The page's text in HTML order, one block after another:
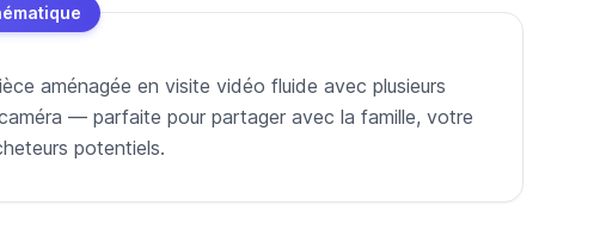
aménagée en visite vidéo fluide avec plusieurs
— parfaite pour partager avec la famille, votre
potentiels.